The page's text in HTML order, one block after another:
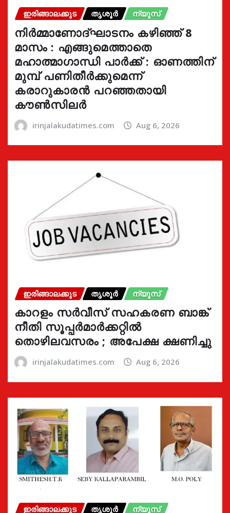
ഇരിങ്ങാലക്കുട തൃശൂർ ന്യൂസ്
നിർമ്മാണോദ്ഘാടനം കഴിഞ്ഞ് 8
മാസം : എങ്ങുമെത്താതെ
മഹാത്മാഗാന്ധി പാർക്ക് : ഓണത്തിന്
മുമ്പ് പണിതീർക്കുമെന്ന്
കരാറുകാരൻ പറഞ്ഞതായി
കൗൺസിലർ
irinjalakudatimes.com Aug 6, 2026
ഇരിങ്ങാലക്കുട തൃശൂർ ന്യൂസ്
കാറളം സർവീസ് സഹകരണ ബാങ്ക്
നീതി സൂപ്പർമാർക്കറ്റിൽ
തൊഴിലവസരം ; അപേക്ഷ ക്ഷണിച്ചു
irinjalakudatimes.com Aug 6, 2026
ഇരിങ്ങാലക്കുട തൃശൂർ ന്യൂസ്